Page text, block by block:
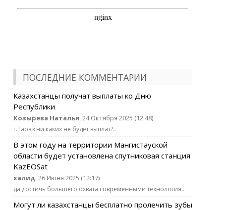
ПОСЛЕДНИЕ КОММЕНТАРИИ
Казахстанцы получат выплаты ко Дню
Республики
Козырева Наталья, 24 Октября 2025 (12:48)
г.Тараз ни каких не будет выплат?..
В этом году на территории Мангистауской
области будет установлена спутниковая станция
KazEOSat
халид, 26 Июня 2025 (12:17)
да достичь большего охвата современными технология..
Могут ли казахстанцы бесплатно пролечить зубы